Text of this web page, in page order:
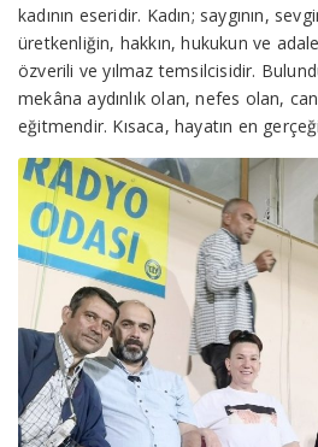
kadının eseridir. Kadın; saygının,
üretkenliğin, hakkın, hukukun ve
özverili ve yılmaz temsilcisidir.
mekâna aydınlık olan, nefes olan,
eğitmendir. Kısaca, hayatın en